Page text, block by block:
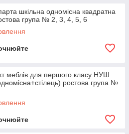
шкільна одномісна квадратна
група № 2, 3, 4, 5, 6
меблів для першого класу НУШ
ростова група №